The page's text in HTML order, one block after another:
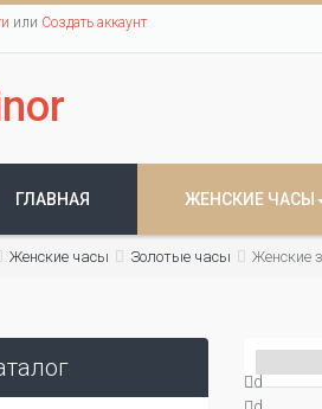
или Создать аккаунт
ГЛАВНАЯ ЖЕНСКИЕ ЧАСЫ
Женские часы Золотые часы Женские
d